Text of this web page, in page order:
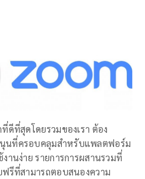
ดีที่สุดโดยรวมของเรา ต้อง
นที่ครอบคลุมสำหรับแพลตฟอร์ม
านง่าย รายการการผสานรวมที่
รีที่สามารถตอบสนองความ